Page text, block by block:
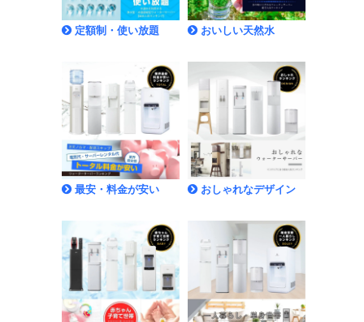
定額制・使い放題 おいしい天然水
最安・料金が安い おしゃれなデザイン